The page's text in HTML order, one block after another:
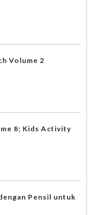
Volume 2
8; Kids Activity
Pensil untuk